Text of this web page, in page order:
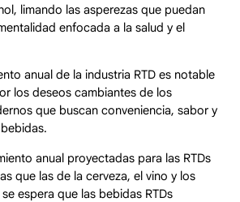
limando las asperezas que puedan
enfocada a la salud y el
anual de la industria RTD es notable
los deseos cambiantes de los
que buscan conveniencia, sabor y
anual proyectadas para las RTDs
que las de la cerveza, el vino y los
espera que las bebidas RTDs